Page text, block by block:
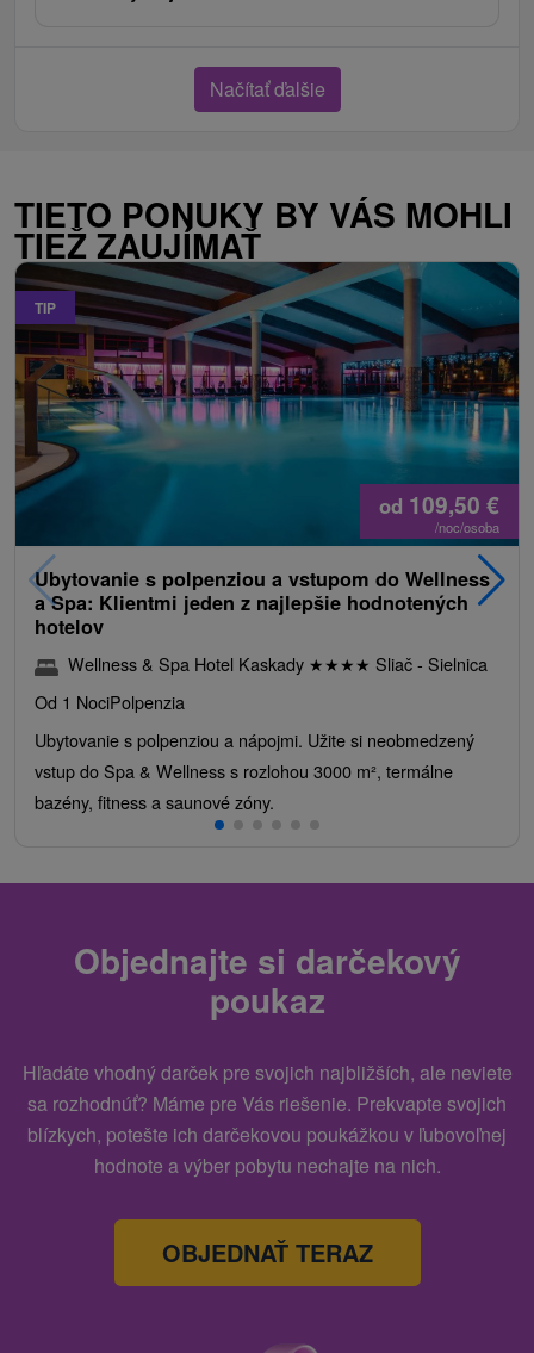
Načítať ďalšie
TIETO PONUKY BY VÁS MOHLI
TIEŽ ZAUJÍMAŤ
TIP
od 109,50 €
/noc/osoba
Ubytovanie s polpenziou a vstupom do Wellness
a Spa: Klientmi jeden z najlepšie hodnotených
hotelov
Wellness & Spa Hotel Kaskady ★★★★ Sliač - Sielnica
Od 1 NociPolpenzia
Ubytovanie s polpenziou a nápojmi. Užite si neobmedzený
vstup do Spa & Wellness s rozlohou 3000 m², termálne
bazény, fitness a saunové zóny.
Objednajte si darčekový
poukaz
Hľadáte vhodný darček pre svojich najbližších, ale neviete
sa rozhodnúť? Máme pre Vás riešenie. Prekvapte svojich
blízkych, potešte ich darčekovou poukážkou v ľubovoľnej
hodnote a výber pobytu nechajte na nich.
OBJEDNAŤ TERAZ